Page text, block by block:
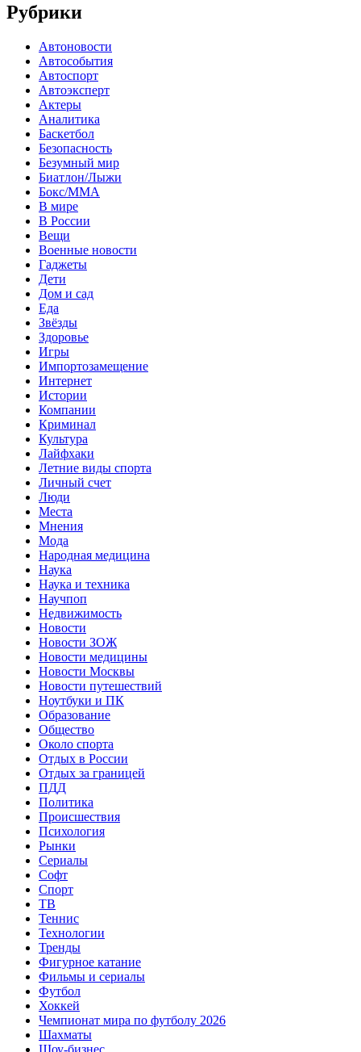
Рубрики
Автоновости
Автособытия
Автоспорт
Автоэксперт
Актеры
Аналитика
Баскетбол
Безопасность
Безумный мир
Биатлон/Лыжи
Бокс/MMA
В мире
В России
Вещи
Военные новости
Гаджеты
Дети
Дом и сад
Еда
Звёзды
Здоровье
Игры
Импортозамещение
Интернет
Истории
Компании
Криминал
Культура
Лайфхаки
Летние виды спорта
Личный счет
Люди
Места
Мнения
Мода
Народная медицина
Наука
Наука и техника
Научпоп
Недвижимость
Новости
Новости ЗОЖ
Новости медицины
Новости Москвы
Новости путешествий
Ноутбуки и ПК
Образование
Общество
Около спорта
Отдых в России
Отдых за границей
ПДД
Политика
Происшествия
Психология
Рынки
Сериалы
Софт
Спорт
ТВ
Теннис
Технологии
Тренды
Фигурное катание
Фильмы и сериалы
Футбол
Хоккей
Чемпионат мира по футболу 2026
Шахматы
Шоу-бизнес